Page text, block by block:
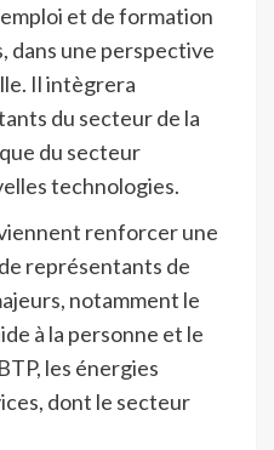
et de formation
dans une perspective
Il intègrera
du secteur de la
du secteur
technologies.
renforcer une
représentants de
notamment le
à la personne et le
les énergies
dont le secteur